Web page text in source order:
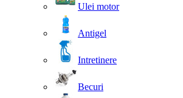
Ulei motor
Antigel
Intretinere
Becuri